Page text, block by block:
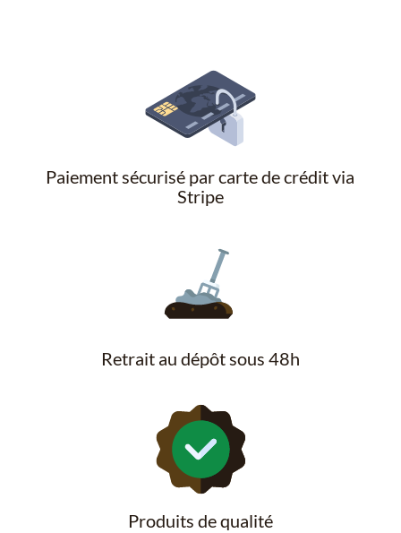
Paiement sécurisé par carte de crédit via
Stripe
Retrait au dépôt sous 48h
Produits de qualité